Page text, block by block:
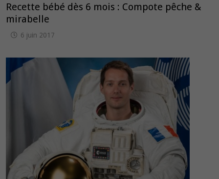
Recette bébé dès 6 mois : Compote pêche &
mirabelle
6 juin 2017